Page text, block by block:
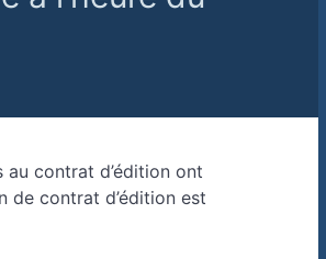
contrat d’édition ont
de contrat d’édition est